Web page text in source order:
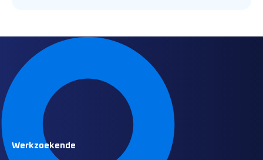
Werkzoekende